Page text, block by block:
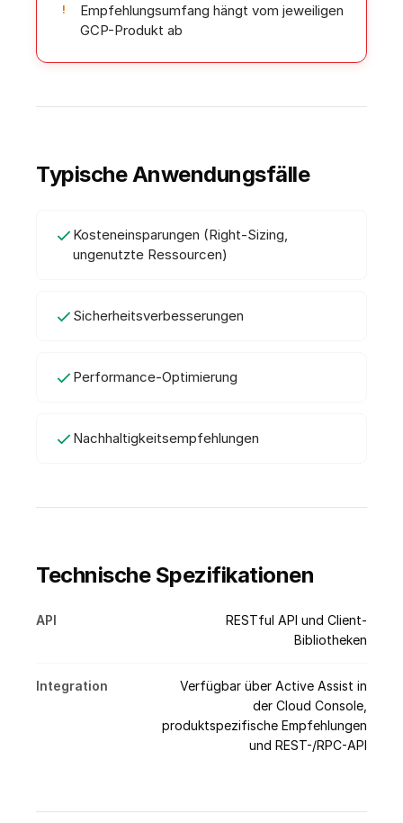
Empfehlungsumfang hängt vom jeweiligen
GCP-Produkt ab
Typische Anwendungsfälle
Kosteneinsparungen (Right-Sizing,
ungenutzte Ressourcen)
Sicherheitsverbesserungen
Performance-Optimierung
Nachhaltigkeitsempfehlungen
Technische Spezifikationen
API
RESTful API und Client-
Bibliotheken
Integration
Verfügbar über Active Assist in
der Cloud Console,
produktspezifische Empfehlungen
und REST-/RPC-API